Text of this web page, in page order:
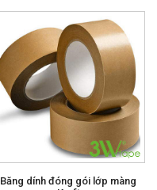
Băng dính đóng gói lớp màng